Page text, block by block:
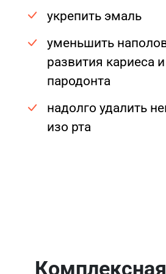
укрепить эмаль
уменьшить
развития кариеса
пародонта
надолго удалить
изо рта